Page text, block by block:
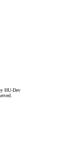
HU-Dev